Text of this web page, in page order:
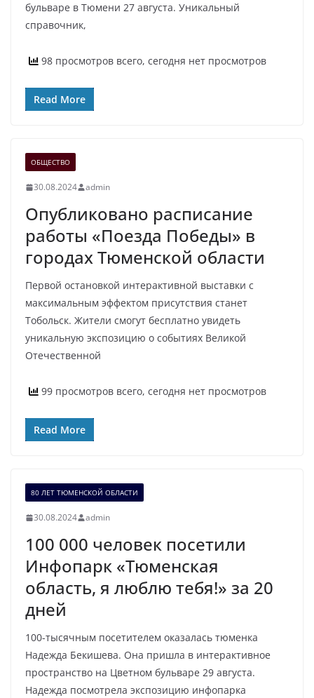
бульваре в Тюмени 27 августа. Уникальный
справочник,
98 просмотров всего, сегодня нет просмотров
Read More
ОБЩЕСТВО
30.08.2024 admin
Опубликовано расписание
работы «Поезда Победы» в
городах Тюменской области
Первой остановкой интерактивной выставки с
максимальным эффектом присутствия станет
Тобольск. Жители смогут бесплатно увидеть
уникальную экспозицию о событиях Великой
Отечественной
99 просмотров всего, сегодня нет просмотров
Read More
80 ЛЕТ ТЮМЕНСКОЙ ОБЛАСТИ
30.08.2024 admin
100 000 человек посетили
Инфопарк «Тюменская
область, я люблю тебя!» за 20
дней
100-тысячным посетителем оказалась тюменка
Надежда Бекишева. Она пришла в интерактивное
пространство на Цветном бульваре 29 августа.
Надежда посмотрела экспозицию инфопарка